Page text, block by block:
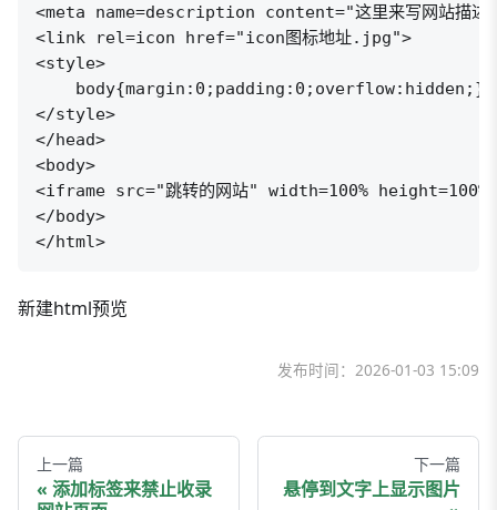
<meta name=description content="这里来写网站描述
<link rel=icon href="icon图标地址.jpg">
<style>
    body{margin:0;padding:0;overflow:hidden;}
</style>
</head>
<body>
<iframe src="跳转的网站" width=100%
</body>
</html>
新建html预览
发布时间： 2026-01-03 15:09
上一篇
添加标签来禁止收录
下一篇
悬停到文字上显示图片